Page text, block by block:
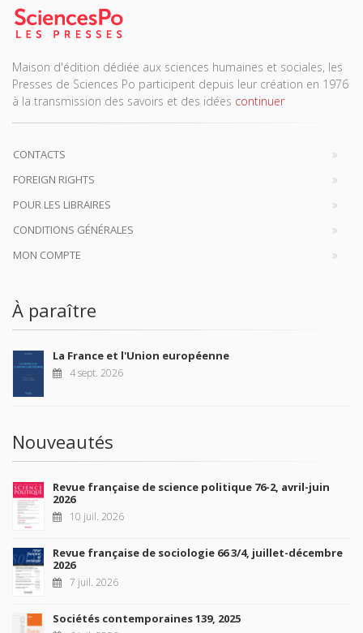
Maison d'édition dédiée aux sciences humaines et sociales, les
Presses de Sciences Po participent depuis leur création en 1976
à la transmission des savoirs et des idées continuer
CONTACTS
FOREIGN RIGHTS
POUR LES LIBRAIRES
CONDITIONS GÉNÉRALES
MON COMPTE
À paraître
La France et l'Union européenne
4 sept. 2026
Nouveautés
Revue française de science politique 76-2, avril-juin
2026
10 juil. 2026
Revue française de sociologie 66 3/4, juillet-décembre
2026
7 juil. 2026
Sociétés contemporaines 139, 2025